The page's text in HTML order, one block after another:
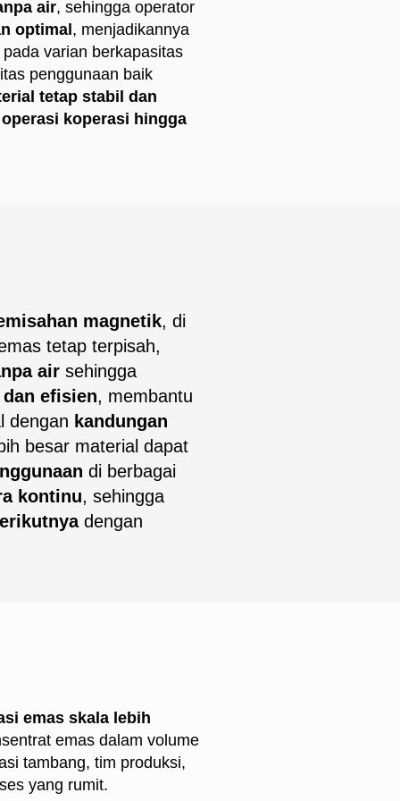
air, sehingga operator
optimal , menjadikannya
varian berkapasitas
penggunaan baik
tetap stabil dan
operasi koperasi hingga
magnetik, di
tetap terpisah,
air sehingga
efisien, membantu
dengan kandungan
besar material dapat
di berbagai
kontinu, sehingga
dengan
emas skala lebih
emas dalam volume
tambang, tim produksi,
yang rumit.